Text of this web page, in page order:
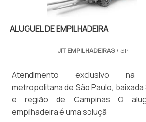
ALUGUEL DE EMPILHADEIRA
JIT EMPILHADEIRAS / SP
Atendimento exclusivo na
metropolitana de São Paulo, baixada
e região de Campinas O
empilhadeira é uma soluçã